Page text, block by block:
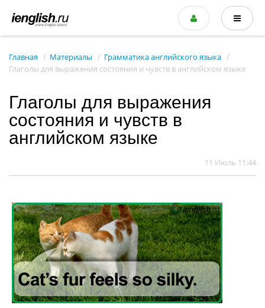
Главная Материалы
Грамматика английского языка
Глаголы для выражения состояния и чувств в английском языке
Глаголы для выражения
состояния и чувств в
английском языке
11 Июль 11:44